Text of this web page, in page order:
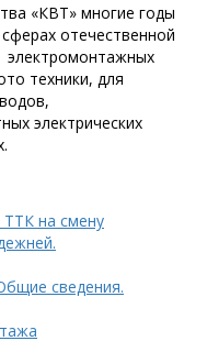
«КВТ» многие годы
отечественной
техники, для
электрических
на смену
сведения.